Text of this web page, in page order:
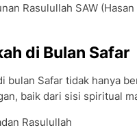
Rasulullah SAW
di Bulan Safar
bulan Safar tidak hanya
baik dari sisi spiritual
Rasulullah